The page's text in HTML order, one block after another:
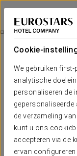
Cookie-
We gebruiken
analytische
personaliseren de
gepersonaliseerde
de verzameling
kunt u ons
accepteren via de
ervan
Dorma Victoria Palace
MADRID - SAN LORENZO DE
Kamers
Het
Dorma Victoria
kamers die garant
Lorenzo de El
details schept
baanbrekende stijl.